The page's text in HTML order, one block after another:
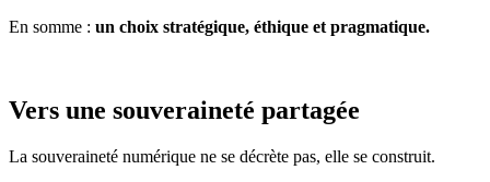
En somme : un choix stratégique, éthique et pragmatique.
Vers une souveraineté partagée
La souveraineté numérique ne se décrète pas, elle se construit.